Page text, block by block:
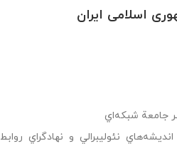
اسلامی ایران
جامعة شبكه‌اي
نئوليبرالي و نهادگراي روابط